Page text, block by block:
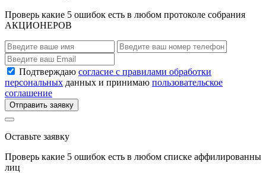
Проверь какие 5 ошибок есть в любом протоколе собрания
АКЦИОНЕРОВ
Подтверждаю согласие с правилами обработки
персональных данных и принимаю пользовательское
соглашение
Отправить заявку
Оставьте заявку
Проверь какие 5 ошибок есть в любом списке аффилированны
лиц